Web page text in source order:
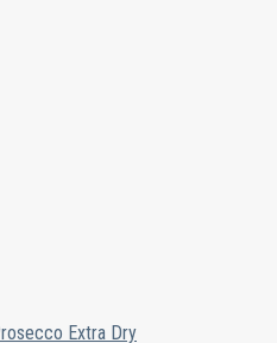
Extra Dry